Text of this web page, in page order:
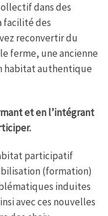
dans des
facilité des
reconvertir du
ferme, une ancienne
habitat authentique
et en l’intégrant
participatif
(formation)
induites
avec ces nouvelles